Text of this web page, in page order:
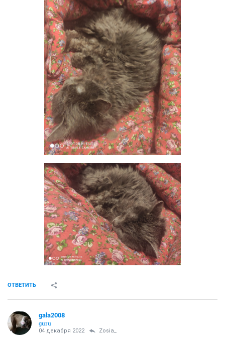
ОТВЕТИТЬ
gala2008
guru
04 декабря 2022 Zosia_